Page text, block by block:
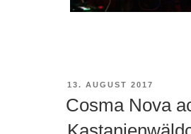
VERÖFFENTLICHT
13. AUGUST 2017
Cosma Nova